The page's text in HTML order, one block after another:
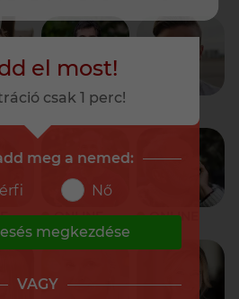
ONLINE
ONLINE ONLINE
el most!
csak 1 perc!
meg a nemed:
Nő
megkezdése
VAGY